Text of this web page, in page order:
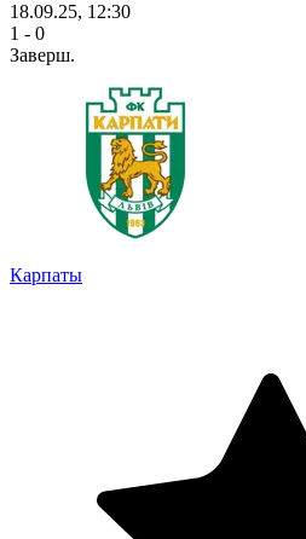
18.09.25, 12:30
1 - 0
Заверш.
Карпаты